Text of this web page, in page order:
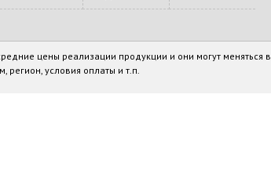
цены реализации продукции и они могут меняться в
регион, условия оплаты и т.п.